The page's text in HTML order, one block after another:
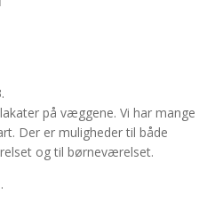
på væggene. Vi har mange
Der er muligheder til både
og til børneværelset.